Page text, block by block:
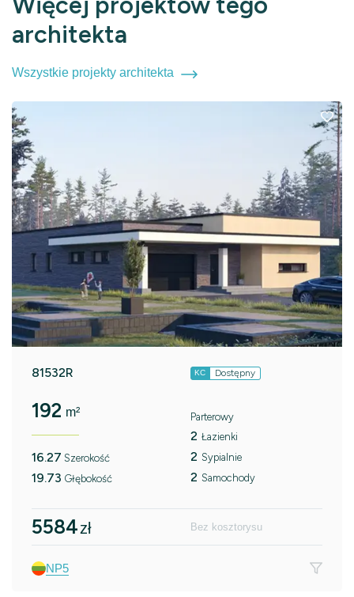
architekta
Wszystkie projekty architekta
81532R KC Dostępny
192 m²
16.27 Szerokość
19.73 Głębokość
Parterowy
2 Łazienki
2 Sypialnie
2 Samochody
5584zł Bez kosztorysu
NP5